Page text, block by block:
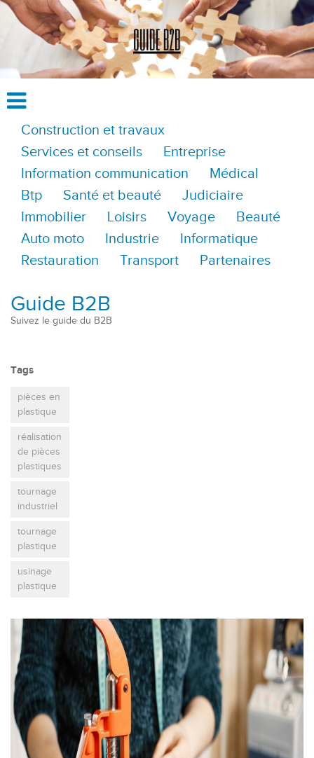
Construction et travaux
Services et conseils
Entreprise
Information communication
Médical
Btp
Santé et beauté
Judiciaire
Immobilier
Loisirs Voyage
Beauté
Auto moto
Industrie
Informatique
Restauration
Transport Partenaires
Guide B2B
Suivez le guide du B2B
Tags
pièces en
plastique
réalisation
de pièces
plastiques
tournage
industriel
tournage
plastique
usinage
plastique